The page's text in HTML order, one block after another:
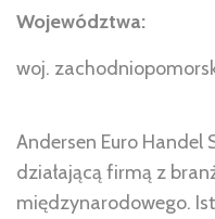
Województwa:
woj.
Andersen Euro Handel
działającą firmą z
międzynarodowego.